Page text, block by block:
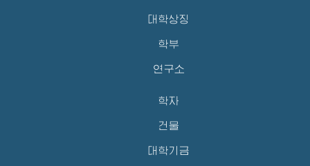
대학상징
학부
연구소
학자
건물
대학기금